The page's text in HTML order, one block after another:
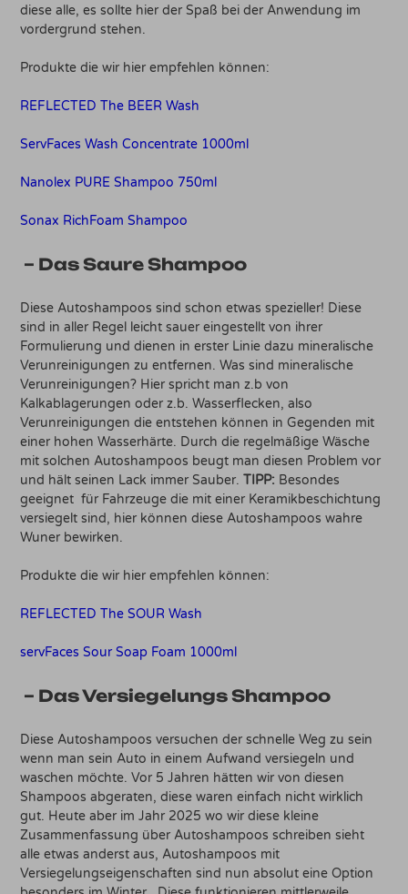
diese alle, es sollte hier der Spaß bei der Anwendung im
vordergrund stehen.
Produkte die wir hier empfehlen können:
REFLECTED The BEER Wash
ServFaces Wash Concentrate 1000ml
Nanolex PURE Shampoo 750ml
Sonax RichFoam Shampoo
– Das Saure Shampoo
Diese Autoshampoos sind schon etwas spezieller! Diese
sind in aller Regel leicht sauer eingestellt von ihrer
Formulierung und dienen in erster Linie dazu mineralische
Verunreinigungen zu entfernen. Was sind mineralische
Verunreinigungen? Hier spricht man z.b von
Kalkablagerungen oder z.b. Wasserflecken, also
Verunreinigungen die entstehen können in Gegenden mit
einer hohen Wasserhärte. Durch die regelmäßige Wäsche
mit solchen Autoshampoos beugt man diesen Problem vor
und hält seinen Lack immer Sauber. TIPP: Besondes
geeignet für Fahrzeuge die mit einer Keramikbeschichtung
versiegelt sind, hier können diese Autoshampoos wahre
Wuner bewirken.
Produkte die wir hier empfehlen können:
REFLECTED The SOUR Wash
servFaces Sour Soap Foam 1000ml
– Das Versiegelungs Shampoo
Diese Autoshampoos versuchen der schnelle Weg zu sein
wenn man sein Auto in einem Aufwand versiegeln und
waschen möchte. Vor 5 Jahren hätten wir von diesen
Shampoos abgeraten, diese waren einfach nicht wirklich
gut. Heute aber im Jahr 2025 wo wir diese kleine
Zusammenfassung über Autoshampoos schreiben sieht
alle etwas anderst aus, Autoshampoos mit
Versiegelungseigenschaften sind nun absolut eine Option